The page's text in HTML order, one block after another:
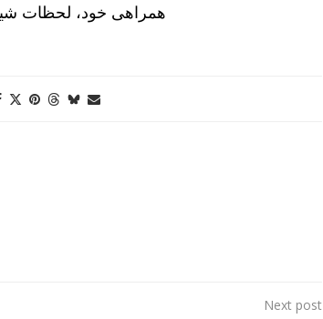
همراهی خود، لحظات
Next post